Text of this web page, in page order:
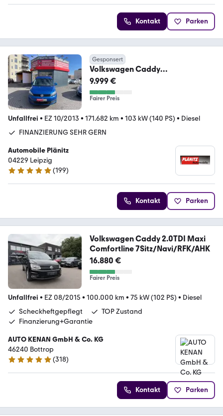
Kontakt Parken
Gesponsert
Volkswagen Caddy
Trendline/Automatik/
PDC/Bluetooth/Sitzhei
9.999 €
Fairer Preis
Unfallfrei • EZ 10/2013 • 171.682 km • 103 kW (140 PS) • Diesel
FINANZIERUNG SEHR GERN
Automobile Plänitz
04229 Leipzig
4.9 Sterne
(199)
Kontakt Parken
Volkswagen Caddy 2.0TDI Maxi
Comfortline 7Sitz/Navi/RFK/AHK
16.880 €
Fairer Preis
Unfallfrei • EZ 08/2015 • 100.000 km • 75 kW (102 PS) • Diesel
Scheckheftgepflegt
TOP Zustand
Finanzierung+Garantie
AUTO KENAN GmbH & Co. KG
46240 ­­­­­­Bottrop
4.8 Sterne
(318)
Kontakt Parken